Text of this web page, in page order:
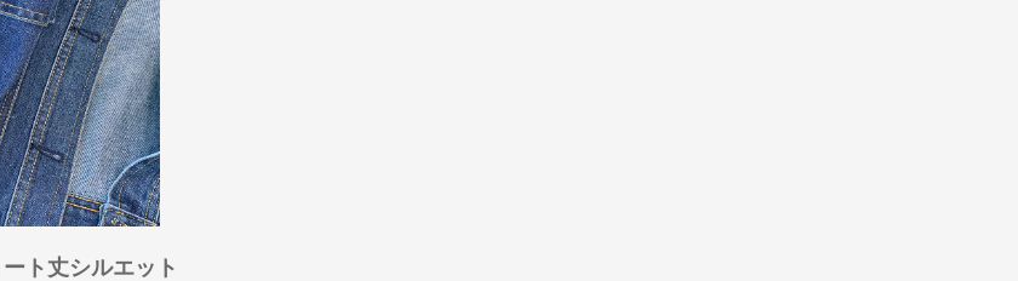
ト丈シルエット